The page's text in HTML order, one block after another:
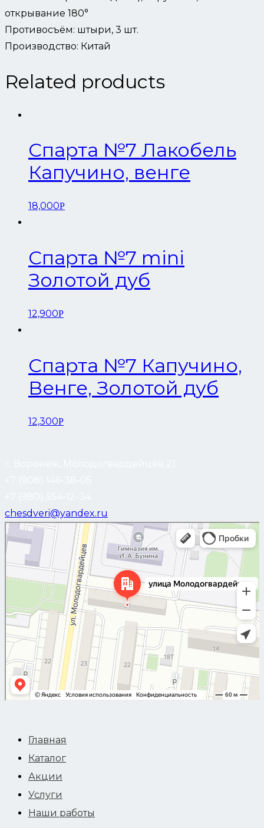
открывание 180°
Противосъём: штыри, 3 шт.
Производство: Китай
Related products
Спарта №7 Лакобель
Капучино, венге
18,000Р
Спарта №7 mini
Золотой дуб
12,900Р
Спарта №7 Капучино,
Венге, Золотой дуб
12,300Р
chesdveri@yandex.ru
Воронеж
Улица Молодогвардейцев, 21 — Яндекс Карты
Главная
Каталог
Акции
Услуги
Наши работы